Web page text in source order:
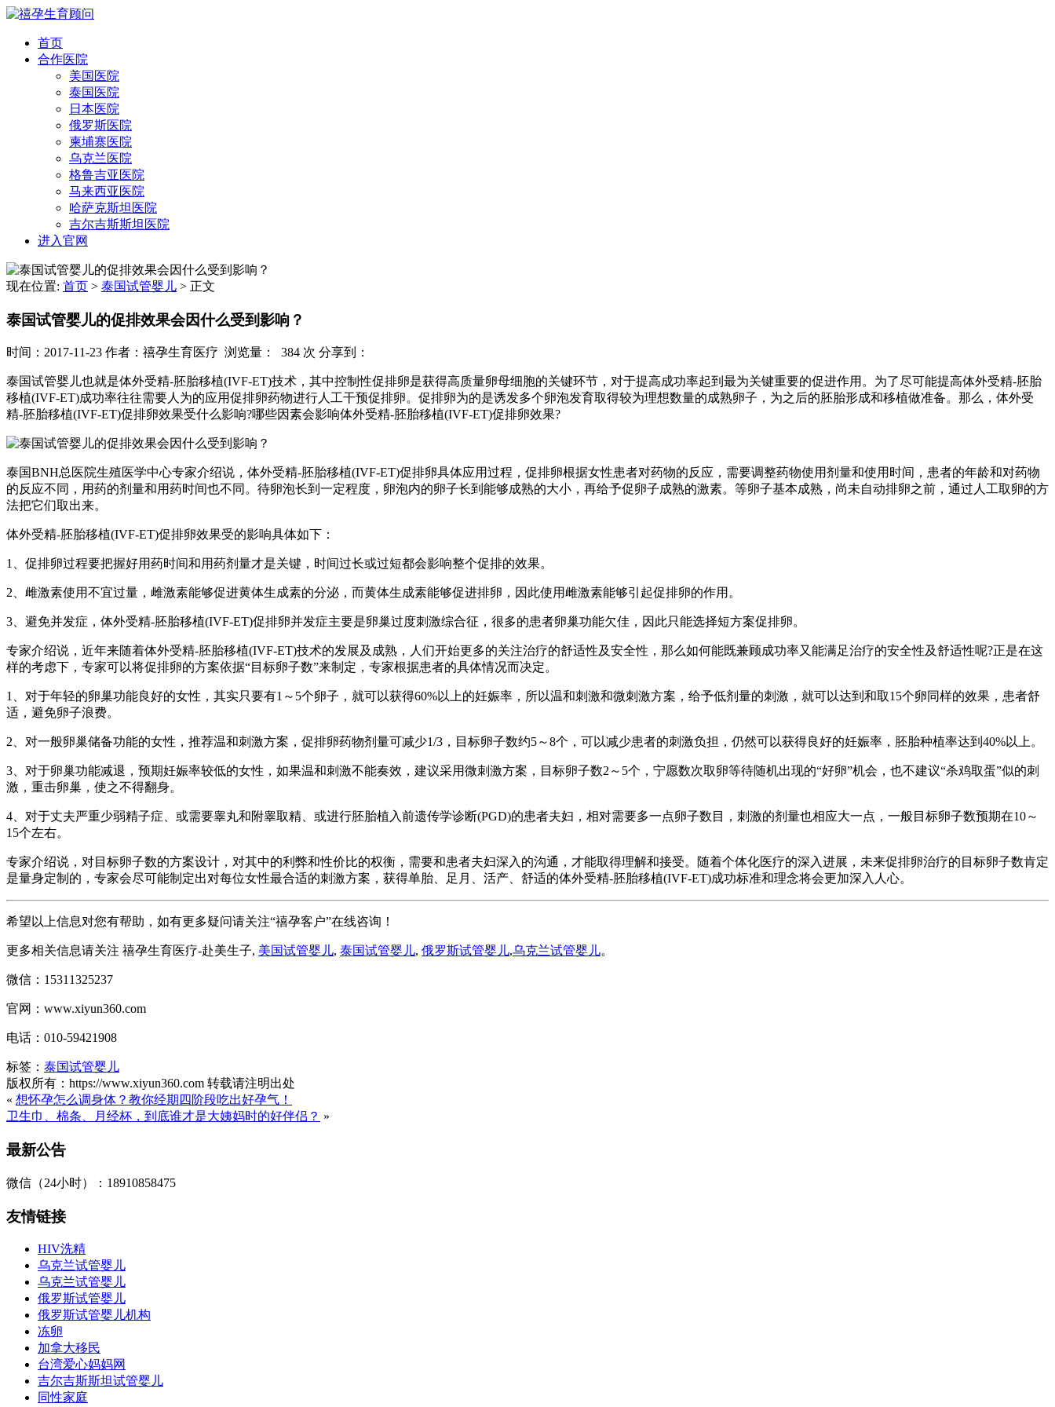
首页
合作医院
美国医院
泰国医院
日本医院
俄罗斯医院
柬埔寨医院
乌克兰医院
格鲁吉亚医院
马来西亚医院
哈萨克斯坦医院
吉尔吉斯斯坦医院
进入官网
现在位置: 首页 > 泰国试管婴儿 > 正文
泰国试管婴儿的促排效果会因什么受到影响？
时间：2017-11-23 作者：禧孕生育医疗 浏览量： 384 次 分享到：
泰国试管婴儿也就是体外受精-胚胎移植(IVF-ET)技术，其中控制性促排卵是获得高质量卵母细胞的关键环节，对于提高成功率起到最为关键重要的促进作用。为了尽可能提高体外受精-胚胎
移植(IVF-ET)成功率往往需要人为的应用促排卵药物进行人工干预促排卵。促排卵为的是诱发多个卵泡发育取得较为理想数量的成熟卵子，为之后的胚胎形成和移植做准备。那么，体外受
精-胚胎移植(IVF-ET)促排卵效果受什么影响?哪些因素会影响体外受精-胚胎移植(IVF-ET)促排卵效果?
泰国BNH总医院生殖医学中心专家介绍说，体外受精-胚胎移植(IVF-ET)促排卵具体应用过程，促排卵根据女性患者对药物的反应，需要调整药物使用剂量和使用时间，患者的年龄和对药物
的反应不同，用药的剂量和用药时间也不同。待卵泡长到一定程度，卵泡内的卵子长到能够成熟的大小，再给予促卵子成熟的激素。等卵子基本成熟，尚未自动排卵之前，通过人工取卵的方
法把它们取出来。
体外受精-胚胎移植(IVF-ET)促排卵效果受的影响具体如下：
1、促排卵过程要把握好用药时间和用药剂量才是关键，时间过长或过短都会影响整个促排的效果。
2、雌激素使用不宜过量，雌激素能够促进黄体生成素的分泌，而黄体生成素能够促进排卵，因此使用雌激素能够引起促排卵的作用。
3、避免并发症，体外受精-胚胎移植(IVF-ET)促排卵并发症主要是卵巢过度刺激综合征，很多的患者卵巢功能欠佳，因此只能选择短方案促排卵。
专家介绍说，近年来随着体外受精-胚胎移植(IVF-ET)技术的发展及成熟，人们开始更多的关注治疗的舒适性及安全性，那么如何能既兼顾成功率又能满足治疗的安全性及舒适性呢?正是在这
样的考虑下，专家可以将促排卵的方案依据“目标卵子数”来制定，专家根据患者的具体情况而决定。
1、对于年轻的卵巢功能良好的女性，其实只要有1～5个卵子，就可以获得60%以上的妊娠率，所以温和刺激和微刺激方案，给予低剂量的刺激，就可以达到和取15个卵同样的效果，患者舒
适，避免卵子浪费。
2、对一般卵巢储备功能的女性，推荐温和刺激方案，促排卵药物剂量可减少1/3，目标卵子数约5～8个，可以减少患者的刺激负担，仍然可以获得良好的妊娠率，胚胎种植率达到40%以上。
3、对于卵巢功能减退，预期妊娠率较低的女性，如果温和刺激不能奏效，建议采用微刺激方案，目标卵子数2～5个，宁愿数次取卵等待随机出现的“好卵”机会，也不建议“杀鸡取蛋”似的刺
激，重击卵巢，使之不得翻身。
4、对于丈夫严重少弱精子症、或需要睾丸和附睾取精、或进行胚胎植入前遗传学诊断(PGD)的患者夫妇，相对需要多一点卵子数目，刺激的剂量也相应大一点，一般目标卵子数预期在10～
15个左右。
专家介绍说，对目标卵子数的方案设计，对其中的利弊和性价比的权衡，需要和患者夫妇深入的沟通，才能取得理解和接受。随着个体化医疗的深入进展，未来促排卵治疗的目标卵子数肯定
是量身定制的，专家会尽可能制定出对每位女性最合适的刺激方案，获得单胎、足月、活产、舒适的体外受精-胚胎移植(IVF-ET)成功标准和理念将会更加深入人心。
希望以上信息对您有帮助，如有更多疑问请关注“禧孕客户”在线咨询！
更多相关信息请关注 禧孕生育医疗-赴美生子, 美国试管婴儿, 泰国试管婴儿, 俄罗斯试管婴儿,乌克兰试管婴儿。
微信：15311325237
官网：www.xiyun360.com
电话：010-59421908
标签： 泰国试管婴儿
版权所有：https://www.xiyun360.com 转载请注明出处
« 想怀孕怎么调身体？教你经期四阶段吃出好孕气！
卫生巾、棉条、月经杯，到底谁才是大姨妈时的好伴侣？ »
最新公告
微信（24小时）：18910858475
友情链接
HIV洗精
乌克兰试管婴儿
乌克兰试管婴儿
俄罗斯试管婴儿
俄罗斯试管婴儿机构
冻卵
加拿大移民
台湾爱心妈妈网
吉尔吉斯斯坦试管婴儿
同性家庭